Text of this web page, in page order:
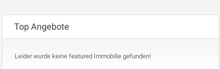
Top Angebote
Leider wurde keine featured Immobilie gefunden!